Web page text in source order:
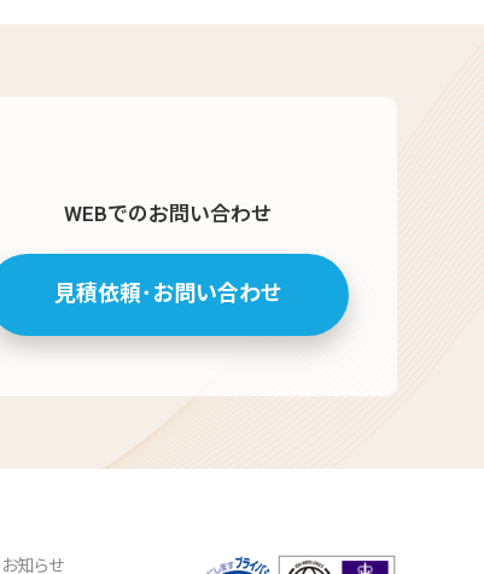
WEBでのお問い合わせ
見積依頼･お問い合わせ
お知らせ